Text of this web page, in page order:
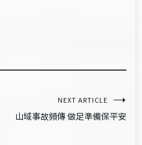
NEXT ARTICLE
山域事故頻傳 做足準備保平安